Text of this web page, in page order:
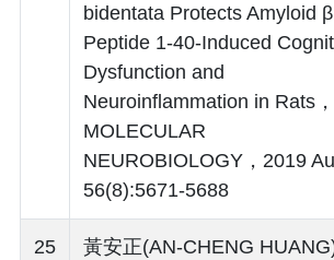
bidentata Protects Amyloid β
Peptide 1-40-Induced
Dysfunction and
Neuroinflammation in Rats，
MOLECULAR
NEUROBIOLOGY，2019
56(8):5671-5688
25 黃安正(AN-CHENG